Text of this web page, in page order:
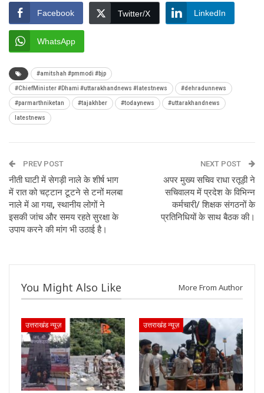
Facebook Twitter/X LinkedIn
WhatsApp
#amitshah #pmmodi #bjp
#ChiefMinister #Dhami #uttarakhandnews #latestnews #dehradunnews
#parmarthniketan #tajakhber #todaynews #uttarakhandnews
latestnews
PREV POST
नीती घाटी में सेगड़ी नाले के शीर्ष भाग
में रात को चट्टान टूटने से टनों मलबा
नाले में आ गया, स्थानीय लोगों ने
इसकी जांच और समय रहते सुरक्षा के
उपाय करने की मांग भी उठाई है।
NEXT POST
अपर मुख्य सचिव राधा रतूड़ी ने
सचिवालय में प्रदेश के विभिन्न
कर्मचारी/ शिक्षक संगठनों के
प्रतिनिधियों के साथ बैठक की।
You Might Also Like More From Author
उत्तराखंड न्यूज़ उत्तराखंड न्यूज़